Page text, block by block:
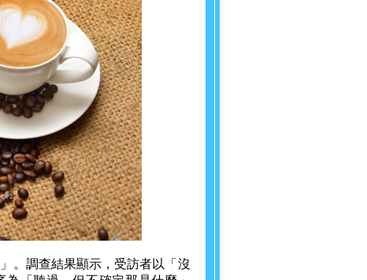
。調查結果顯示，受訪者以「沒